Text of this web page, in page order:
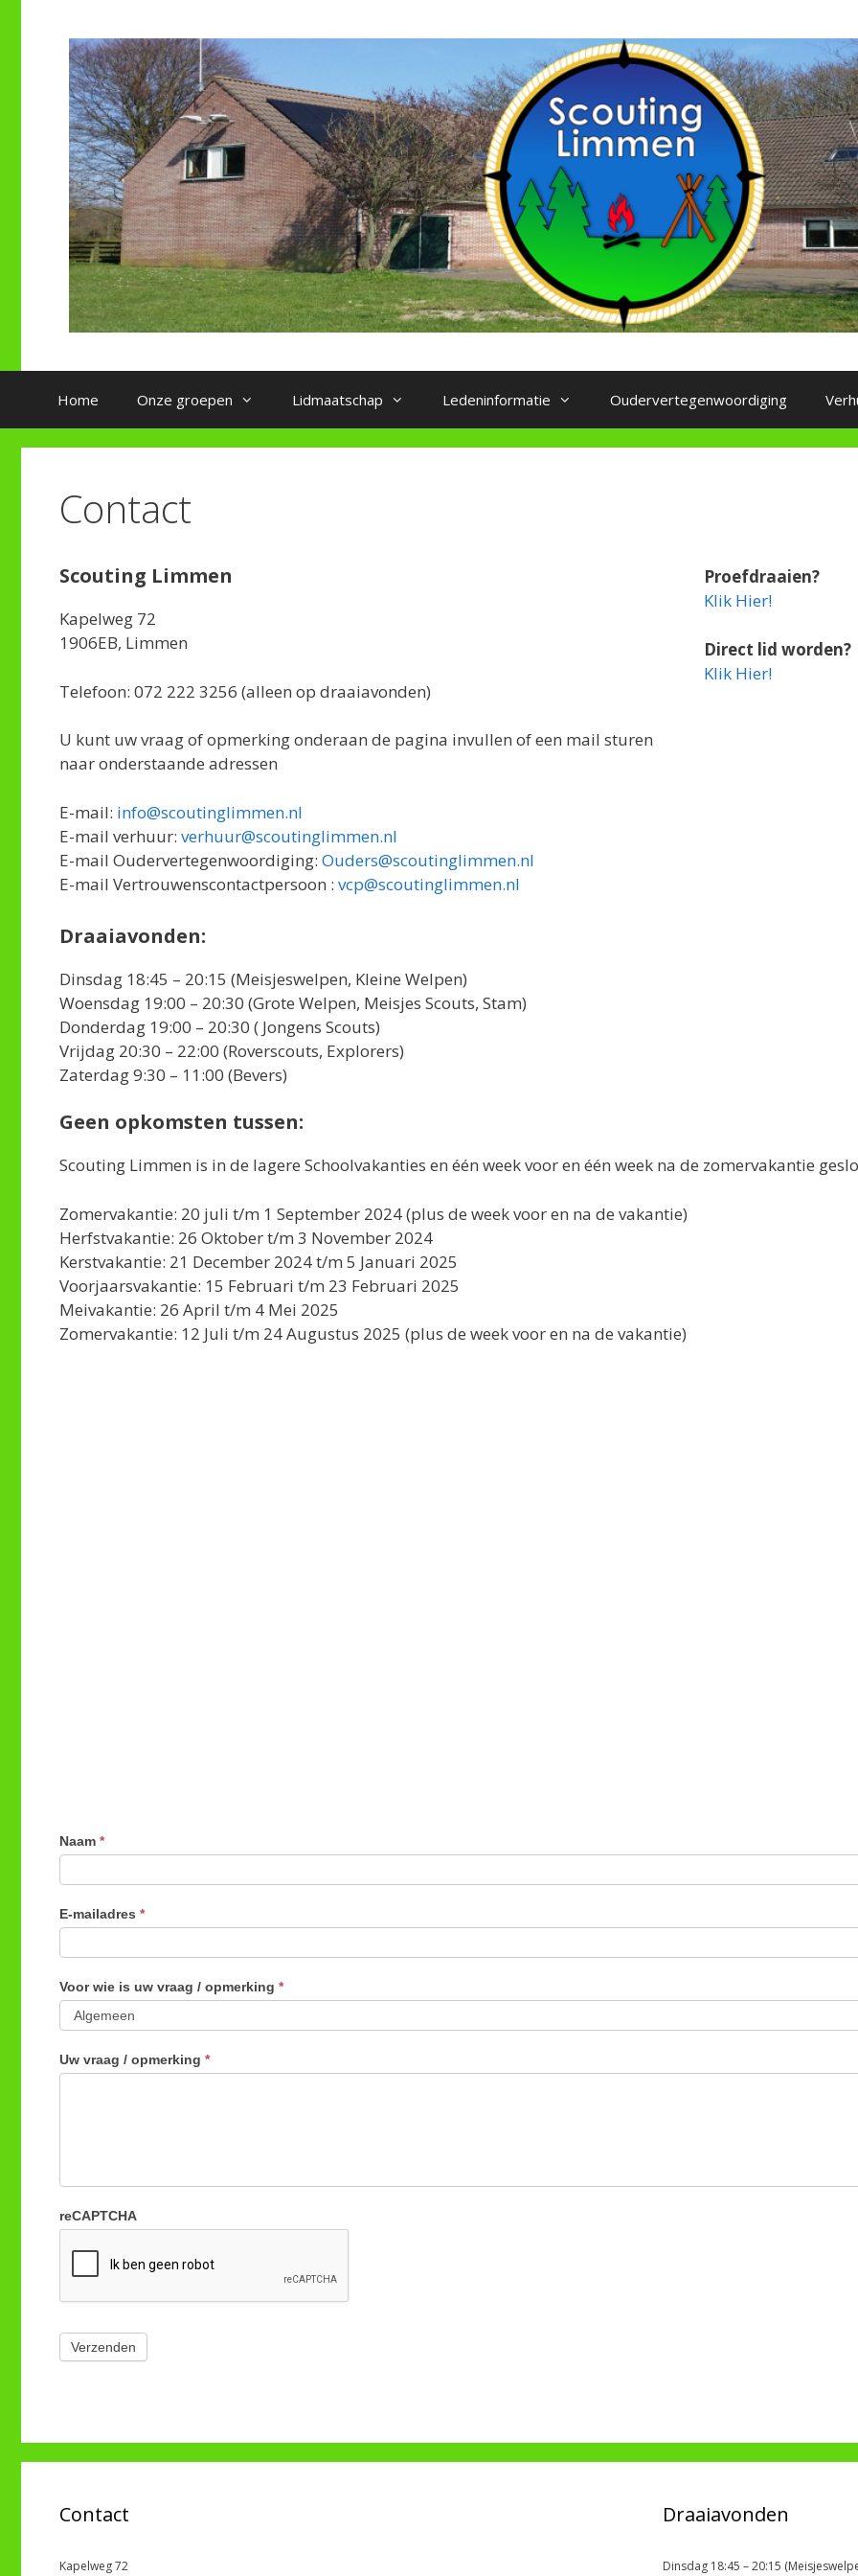
Home Onze groepen Lidmaatschap Ledeninformatie Oudervertegenwoordiging
Contact
Scouting Limmen
Kapelweg 72
1906EB, Limmen
Telefoon: 072 222 3256 (alleen op draaiavonden)
U kunt uw vraag of opmerking onderaan de pagina invullen of een mail sturen
naar onderstaande adressen
E-mail: info@scoutinglimmen.nl
E-mail verhuur: verhuur@scoutinglimmen.nl
E-mail Oudervertegenwoordiging: Ouders@scoutinglimmen.nl
E-mail Vertrouwenscontactpersoon : vcp@scoutinglimmen.nl
Proefdraaien?
Klik Hier!
Direct lid worden?
Klik Hier!
Draaiavonden:
Dinsdag 18:45 – 20:15 (Meisjeswelpen, Kleine Welpen)
Woensdag 19:00 – 20:30 (Grote Welpen, Meisjes Scouts, Stam)
Donderdag 19:00 – 20:30 ( Jongens Scouts)
Vrijdag 20:30 – 22:00 (Roverscouts, Explorers)
Zaterdag 9:30 – 11:00 (Bevers)
Geen opkomsten tussen:
Scouting Limmen is in de lagere Schoolvakanties en één week voor en één week na de zomervakantie
Zomervakantie: 20 juli t/m 1 September 2024 (plus de week voor en na de vakantie)
Herfstvakantie: 26 Oktober t/m 3 November 2024
Kerstvakantie: 21 December 2024 t/m 5 Januari 2025
Voorjaarsvakantie: 15 Februari t/m 23 Februari 2025
Meivakantie: 26 April t/m 4 Mei 2025
Zomervakantie: 12 Juli t/m 24 Augustus 2025 (plus de week voor en na de vakantie)
Naam *
E-mailadres *
Voor wie is uw vraag / opmerking *
Uw vraag / opmerking *
reCAPTCHA
Contact
Kapelweg 72
Draaiavonden
Dinsdag 18:45 – 20:15